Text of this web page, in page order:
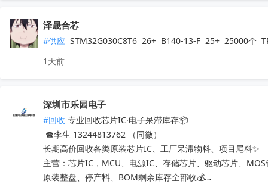
泽晟合芯
#供应 STM32G030C8T6  26+  B140-13-F  25+  25000个
1天前
深圳市乐园电子
#回收 专业回收芯片IC·电子呆滞库存📦
☎李生 13244813762 （同微）
长期高价回收各类原装芯片IC、工厂呆滞物料、项目尾料✨
主营：芯片IC，MCU、电源IC、存储芯片、驱动芯片、
原装整盘、停产料、BOM剩余库存全部收💰